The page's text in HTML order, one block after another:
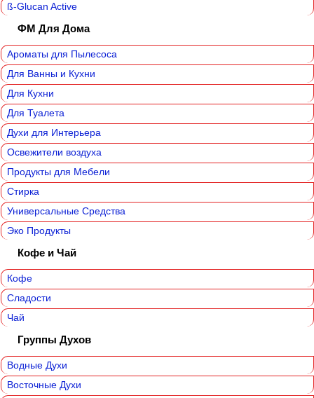
ß-Glucan Active
ФМ Для Дома‎
Ароматы для Пылесоса
Для Ванны и Кухни
Для Кухни
Для Туалета
Духи для Интерьера
Освежители воздуха
Продукты для Мебели
Стирка
Универсальные Средства
Эко Продукты
Кофе и Чай
Кофе
Сладости
Чай
Группы Духов
Водные Духи
Восточные Духи